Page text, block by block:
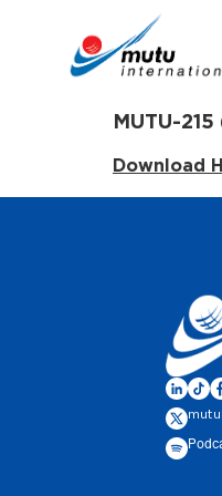
MUTU-
Download